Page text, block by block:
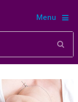
Menu